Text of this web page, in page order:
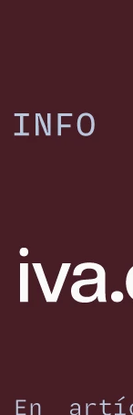
Vestido Largo Gia - Negro